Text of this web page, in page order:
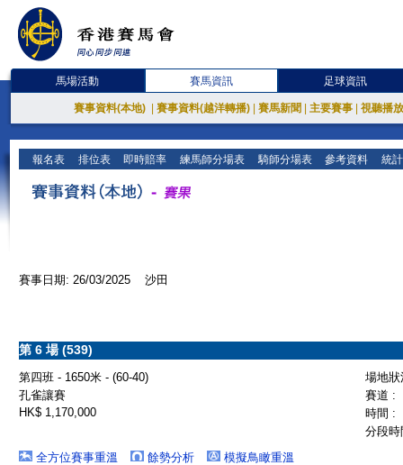
馬場活動 賽馬資訊 足球資訊
賽事資料(本地) 賽事資料(越洋轉播) 賽馬新聞 主要賽事 視聽播
報名表 排位表 即時賠率 練馬師分場表 騎師分場表 參考資料 統
賽事日期: 26/03/2025 沙田
第 6 場 (539)
第四班 - 1650米 - (60-40)
場地
孔雀讓賽
賽道 :
HK$ 1,170,000
時間 :
分段
全方位賽事重溫
餘勢分析 模擬鳥瞰重溫